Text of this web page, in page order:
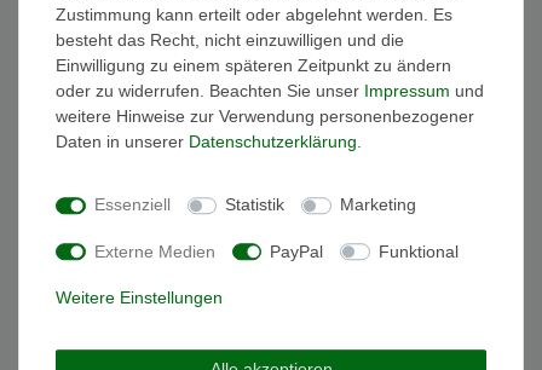
Sicher und Bequem bezahlen
Schneller und sicherer Versand
Zustimmung kann erteilt oder abgelehnt werden. Es
besteht das Recht, nicht einzuwilligen und die
Einwilligung zu einem späteren Zeitpunkt zu ändern
oder zu widerrufen. Beachten Sie unser Impressum und
weitere Hinweise zur Verwendung personenbezogener
Daten in unserer Daten­schutz­erklärung
Essenziell Statistik Marketing
Externe Medien PayPal Funktional
Weitere Einstellungen